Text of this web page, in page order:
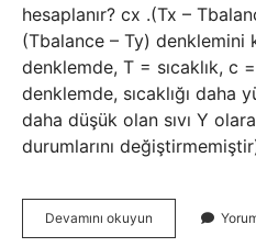
hesaplanır? cx .(Tx –
(Tbalance – Ty) denklemini
denklemde, T = sıcaklık, c
denklemde, sıcaklığı daha
daha düşük olan sıvı Y
durumlarını
Devamını okuyun
Alisverisi